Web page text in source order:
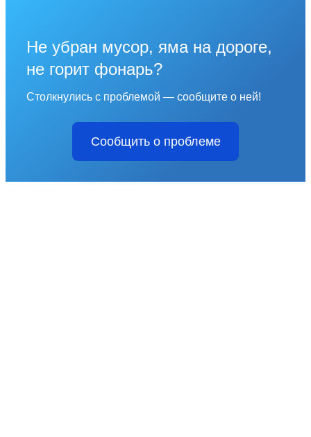
Не убран мусор, яма на дороге,
не горит фонарь?
Столкнулись с проблемой — сообщите о ней!
Сообщить о проблеме